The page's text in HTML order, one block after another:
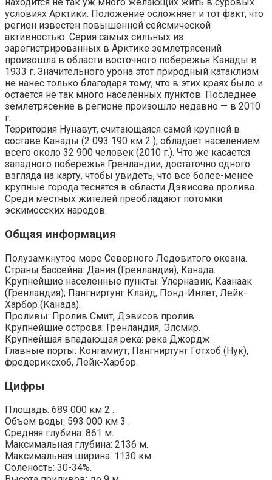
находится не так уж много желающих жить в суровых
условиях Арктики. Положение осложняет и тот факт, что
регион известен повышенной сейсмической
активностью. Серия самых сильных из
зарегистрированных в Арктике землетрясений
произошла в области восточного побережья Канады в
1933 г. Значительного урона этот природный катаклизм
не нанес только благодаря тому, что в этих краях было и
остается не так много населенных пунктов. Последнее
землетрясение в регионе произошло недавно — в 2010
г.
Территория Нунавут, считающаяся самой крупной в
составе Канады (2 093 190 км 2 ), обладает населением
всего около 32 900 человек (2010 г.). Что же касается
западного побережья Гренландии, достаточно одного
взгляда на карту, чтобы увидеть, что все более-менее
крупные города теснятся в области Дэвисова пролива.
Среди местных жителей преобладают потомки
эскимосских народов.
Общая информация
Полузамкнутое море Северного Ледовитого океана.
Страны бассейна: Дания (Гренландия), Канада.
Крупнейшие населенные пункты: Улернавик, Каанаак
(Гренландия); Пангниртунг Клайд, Понд-Инлет, Лейк-
Харбор (Канада).
Проливы: Пролив Смит, Дэвисов пролив.
Крупнейшие острова: Гренландия, Элсмир.
Крупнейшая впадающая река: река Джордж.
Главные порты: Конгамиут, Пангниртунг Готхоб (Нук),
фредериксхоб, Лейк-Харбор.
Цифры
Площадь: 689 000 км 2 .
Объем воды: 593 000 км 3 .
Средняя глубина: 861 м.
Максимальная глубина: 2136 м.
Максимальная ширина: 1130 км.
Соленость: 30-34%.